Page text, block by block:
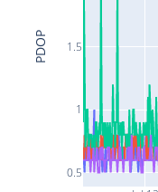
0.5
1
1.5
PDOP